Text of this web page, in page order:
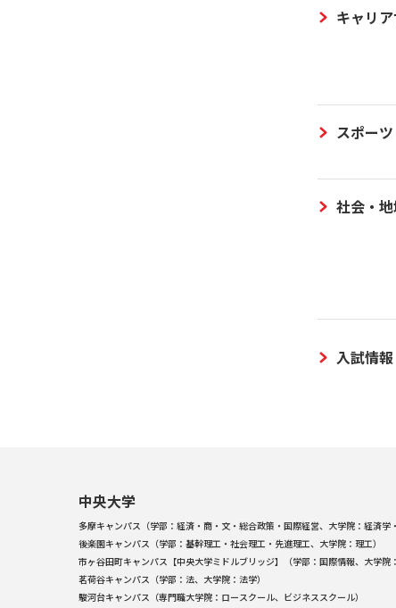
キャリ
スポー
社会・
入試情報
中央大学
多摩キャンパス（学部：経済・商・文・総合政策・国際経営、大学院：経済学
後楽園キャンパス（学部：基幹理工・社会理工・先進理工、大学院：理工）
市ヶ谷田町キャンパス【中央大学ミドルブリッジ】（学部：国際情報、大学院
茗荷谷キャンパス（学部：法、大学院：法学）
駿河台キャンパス（専門職大学院：ロースクール、ビジネススクール）